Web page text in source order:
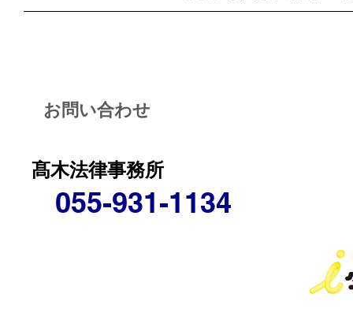
お問い合わせ
髙木法律事務所
055-931-1134